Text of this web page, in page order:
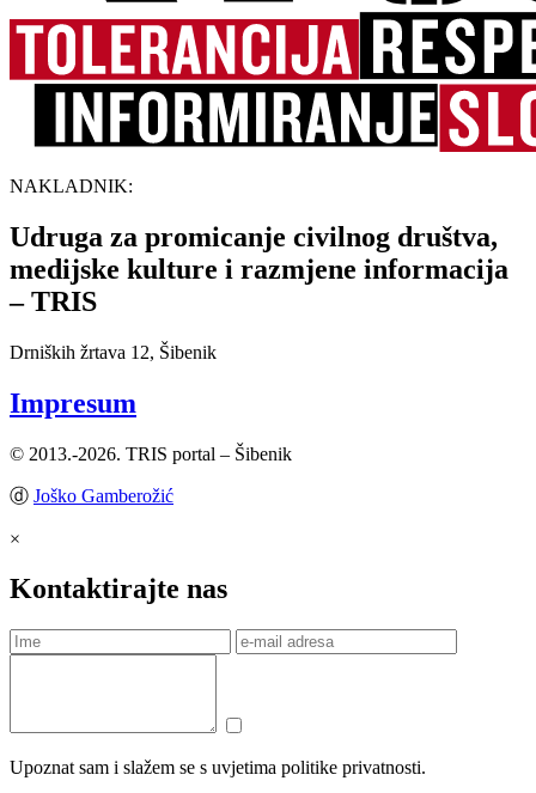
NAKLADNIK:
Udruga za promicanje civilnog društva,
medijske kulture i razmjene informacija
– TRIS
Drniških žrtava 12, Šibenik
Impresum
© 2013.-2026. TRIS portal – Šibenik
ⓓ Joško Gamberožić
×
Kontaktirajte nas
Upoznat sam i slažem se s uvjetima politike privatnosti.